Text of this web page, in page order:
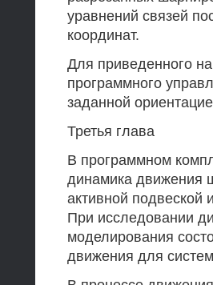
уравнений связей
координат.
Для приведенного
программного
заданной
Третья глава
В программном
динамика движения
активной подвеской
При исследовании
моделирования
движения для